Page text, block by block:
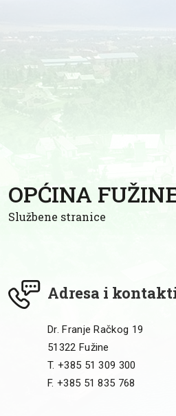
OPĆINA
Službene stranice
Adresa i
Dr. Franje Račkog 19
51322 Fužine
T. +385 51 309 300
F. +385 51 835 768